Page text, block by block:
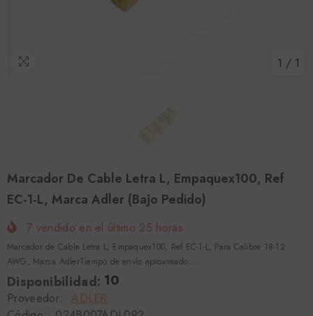
1 / 1
Marcador De Cable Letra L, Empaquex100, Ref
EC-1-L, Marca Adler (Bajo Pedido)
7 vendido en el último 25 horas
Marcador de Cable Letra L, Empaquex100, Ref EC-1-L, Para Calibre 18-12
AWG, Marca AdlerTiempo de envío aproximado:...
Disponibilidad: 10
Proveedor:
ADLER